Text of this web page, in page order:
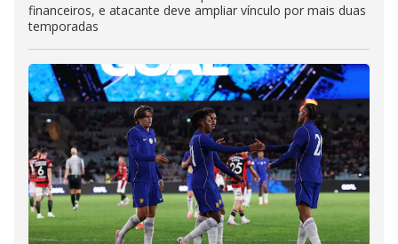
financeiros, e atacante deve ampliar vínculo por mais duas
temporadas